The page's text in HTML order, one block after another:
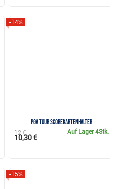
PGA Tour Scorekartenhalter
-14%
Auf Lager4Stk.
12 €
10,30 €
-15%